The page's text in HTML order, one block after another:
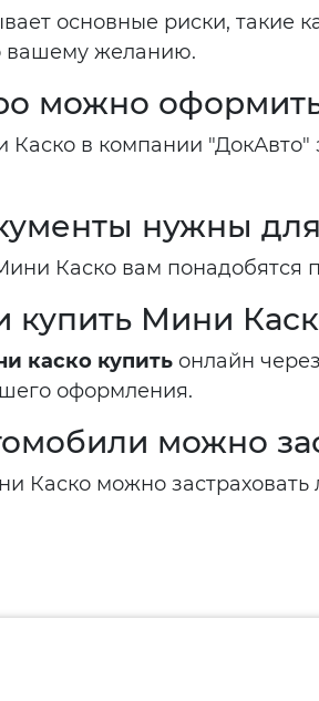
основные риски, такие
вашему желанию.
можно
в компании "ДокАвто"
нужны
Каско вам понадобятся
Мини
каско купить онлайн
оформления.
можно
Каско можно застраховать